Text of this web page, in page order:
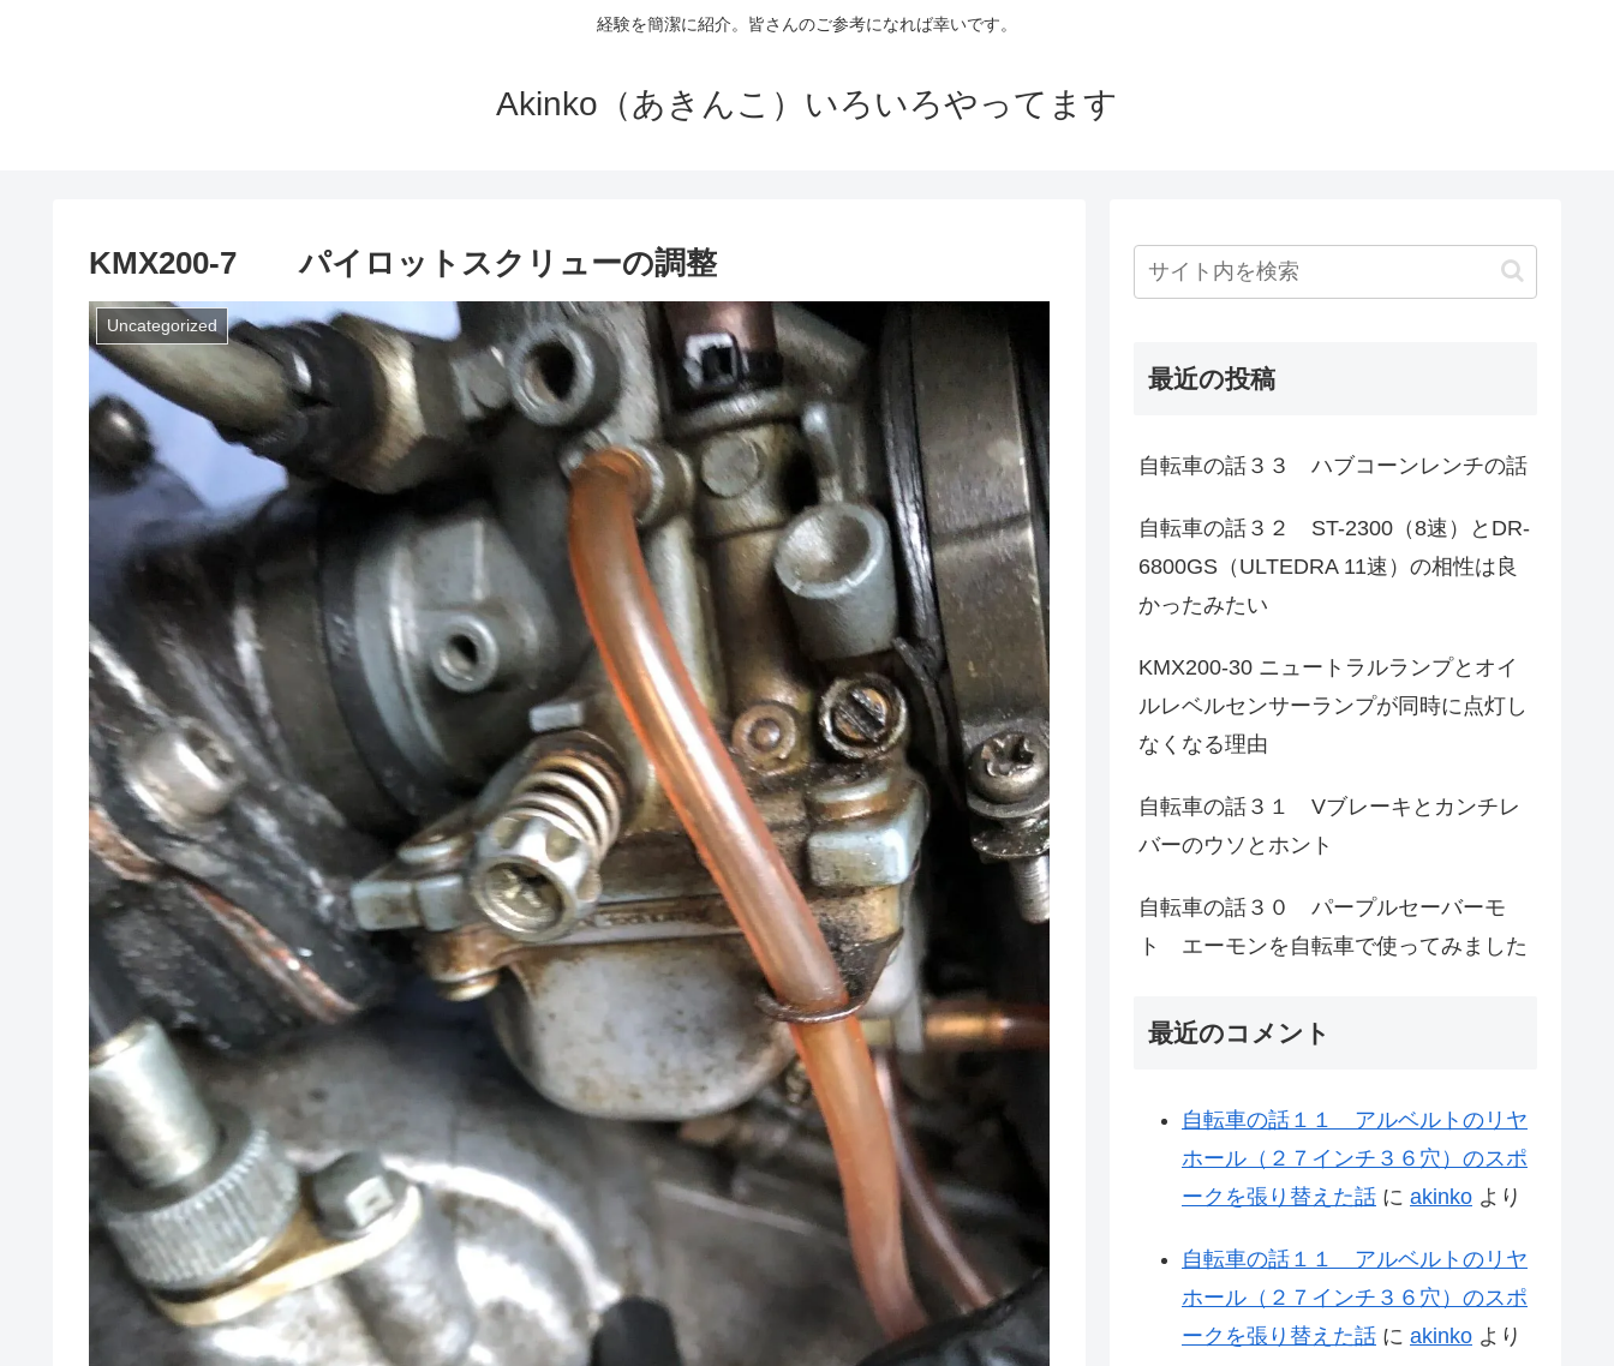
経験を簡潔に紹介。皆さんのご参考になれば幸いです。
Akinko（あきんこ）いろいろやってます
KMX200-7 パイロットスクリューの調整
Uncategorized
最近の投稿
自転車の話３３ ハブコーンレンチの話
自転車の話３２ ST-2300（8速）とDR-
6800GS（ULTEDRA 11速）の相性は良
かったみたい
KMX200-30 ニュートラルランプとオイ
ルレベルセンサーランプが同時に点灯し
なくなる理由
自転車の話３１ Vブレーキとカンチレ
バーのウソとホント
自転車の話３０ パープルセーバーモ
ト エーモンを自転車で使ってみました
最近のコメント
自転車の話１１ アルベルトのリヤ
ホール（２７インチ３６穴）のスポ
ークを張り替えた話 に akinko より
自転車の話１１ アルベルトのリヤ
ホール（２７インチ３６穴）のスポ
ークを張り替えた話 に akinko より